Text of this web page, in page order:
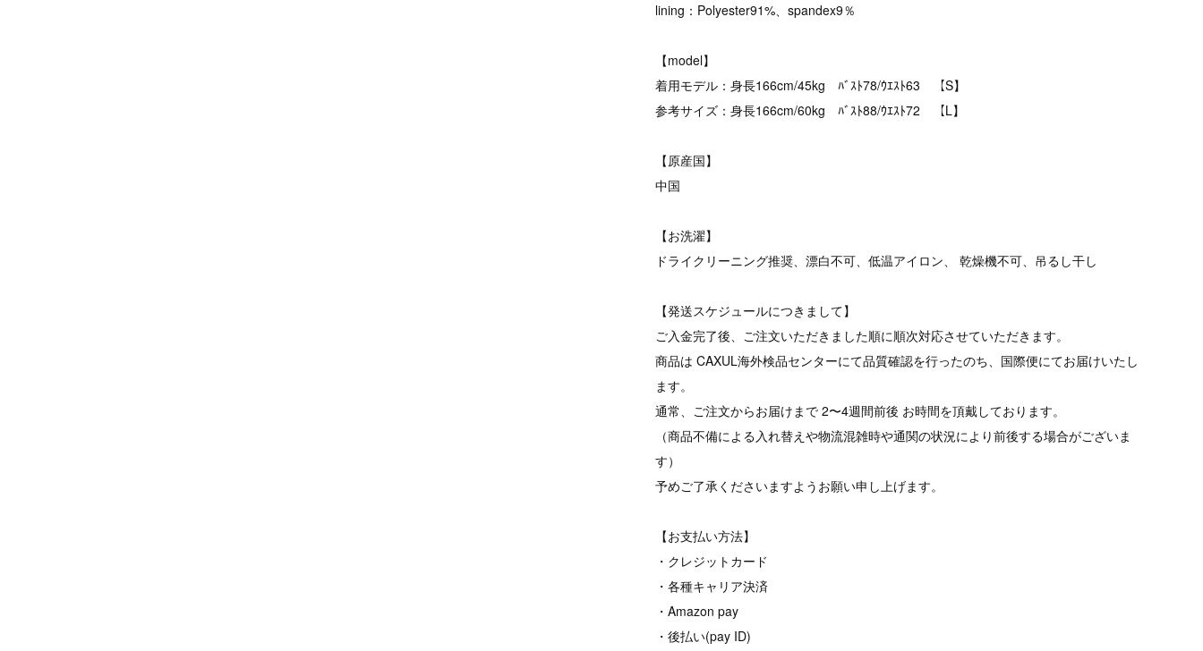
lining：Polyester91%、spandex9％
【model】
着用モデル：身長166cm/45kg ﾊﾞｽﾄ78/ｳｴｽﾄ63 【S】
参考サイズ：身長166cm/60kg ﾊﾞｽﾄ88/ｳｴｽﾄ72 【L】
【原産国】
中国
【お洗濯】
ドライクリーニング推奨、漂白不可、低温アイロン、 乾燥機不可、吊るし干し
【発送スケジュールにつきまして】
ご入金完了後、ご注文いただきました順に順次対応させていただきます。
商品は CAXUL海外検品センターにて品質確認を行ったのち、国際便にてお届けいたし
ます。
通常、ご注文からお届けまで 2〜4週間前後 お時間を頂戴しております。
（商品不備による入れ替えや物流混雑時や通関の状況により前後する場合がございま
す）
予めご了承くださいますようお願い申し上げます。
【お支払い方法】
・クレジットカード
・各種キャリア決済
・Amazon pay
・後払い(pay ID)